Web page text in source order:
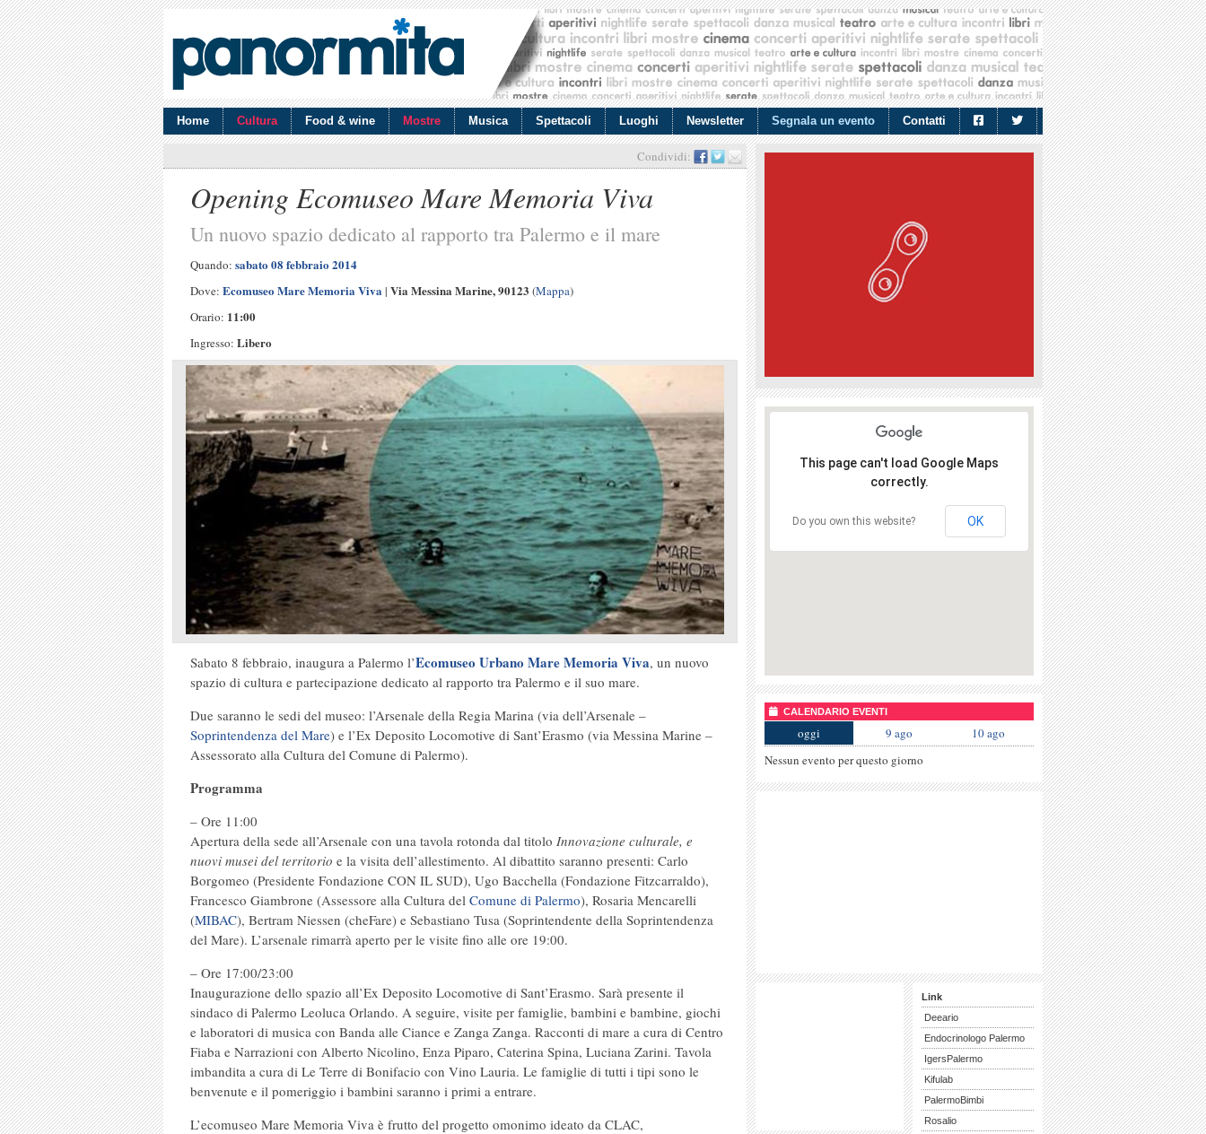
Home Cultura Food & wine Mostre Musica Spettacoli Luoghi Newsletter Segnala un evento Contatti
Condividi:
Opening Ecomuseo Mare Memoria Viva
Un nuovo spazio dedicato al rapporto tra Palermo e il mare
Quando: sabato 08 febbraio 2014
Dove: Ecomuseo Mare Memoria Viva | Via Messina Marine, 90123 (Mappa)
Orario: 11:00
Ingresso: Libero
Sabato 8 febbraio, inaugura a Palermo l’Ecomuseo Urbano Mare Memoria Viva, un nuovo
spazio di cultura e partecipazione dedicato al rapporto tra Palermo e il suo mare.
Due saranno le sedi del museo: l’Arsenale della Regia Marina (via dell’Arsenale –
Soprintendenza del Mare) e l’Ex Deposito Locomotive di Sant’Erasmo (via Messina Marine –
Assessorato alla Cultura del Comune di Palermo).
Programma
– Ore 11:00
Apertura della sede all’Arsenale con una tavola rotonda dal titolo Innovazione culturale, e
nuovi musei del territorio e la visita dell’allestimento. Al dibattito saranno presenti: Carlo
Borgomeo (Presidente Fondazione CON IL SUD), Ugo Bacchella (Fondazione Fitzcarraldo),
Francesco Giambrone (Assessore alla Cultura del Comune di Palermo), Rosaria Mencarelli
(MIBAC), Bertram Niessen (cheFare) e Sebastiano Tusa (Soprintendente della Soprintendenza
del Mare). L’arsenale rimarrà aperto per le visite fino alle ore 19:00.
– Ore 17:00/23:00
Inaugurazione dello spazio all’Ex Deposito Locomotive di Sant’Erasmo. Sarà presente il
sindaco di Palermo Leoluca Orlando. A seguire, visite per famiglie, bambini e bambine, giochi
e laboratori di musica con Banda alle Ciance e Zanga Zanga. Racconti di mare a cura di Centro
Fiaba e Narrazioni con Alberto Nicolino, Enza Piparo, Caterina Spina, Luciana Zarini. Tavola
imbandita a cura di Le Terre di Bonifacio con Vino Lauria. Le famiglie di tutti i tipi sono le
benvenute e il pomeriggio i bambini saranno i primi a entrare.
L’ecomuseo Mare Memoria Viva è frutto del progetto omonimo ideato da CLAC,
This page can't load Google Maps
correctly.
Do you own this website? OK
CALENDARIO EVENTI
oggi 9 ago
10 ago
Nessun evento per questo giorno
Link
Deeario
Endocrinologo Palermo
IgersPalermo
Kifulab
PalermoBimbi
Rosalio